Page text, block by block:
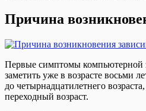
Причина
Первые симптомы компьютерной
заметить уже в возрасте восьми
до четырнадцатилетнего
переходный возраст.